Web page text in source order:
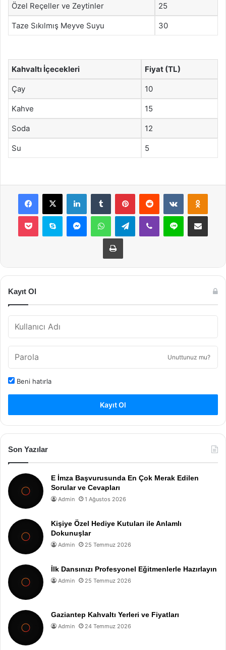
Özel Reçeller ve Zeytinler 25
Taze Sıkılmış Meyve Suyu 30
Kahvaltı İçecekleri Fiyat (TL)
Çay 10
Kahve 15
Soda 12
Su 5
Facebook
X LinkedInTumblr PinterestReddit VKontakte
Pocket Skype MessengerWhatsAppTelegramViber Line E-Posta ile
Yazdır
Kayıt Ol
Unuttunuz mu?
Beni hatırla
Kayıt Ol
Son Yazılar
E İmza Başvurusunda En Çok Merak Edilen
Sorular ve Cevapları
Admin 1 Ağustos 2026
Kişiye Özel Hediye Kutuları ile Anlamlı
Dokunuşlar
Admin 25 Temmuz 2026
İlk Dansınızı Profesyonel Eğitmenlerle Hazırlayın
Admin 25 Temmuz 2026
Gaziantep Kahvaltı Yerleri ve Fiyatları
Admin 24 Temmuz 2026